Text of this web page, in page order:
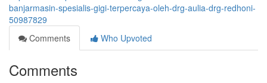
banjarmasin-spesialis-gigi-terpercaya-oleh-drg-aulia-drg-redhoni-
50987829
Comments
Who Upvoted
Comments